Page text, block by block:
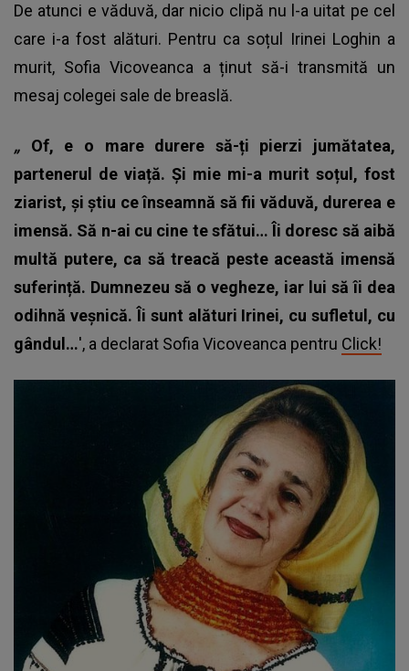
De atunci e văduvă, dar nicio clipă nu l-a uitat pe cel
care i-a fost alături. Pentru ca soțul Irinei Loghin a
murit, Sofia Vicoveanca a ținut să-i transmită un
mesaj colegei sale de breaslă.
„ Of, e o mare durere să-ți pierzi jumătatea,
partenerul de viață. Și mie mi-a murit soțul, fost
ziarist, și știu ce înseamnă să fii văduvă, durerea e
imensă. Să n-ai cu cine te sfătui… Îi doresc să aibă
multă putere, ca să treacă peste această imensă
suferință. Dumnezeu să o vegheze, iar lui să îi dea
odihnă veșnică. Îi sunt alături Irinei, cu sufletul, cu
gândul…', a declarat Sofia Vicoveanca pentru Click!